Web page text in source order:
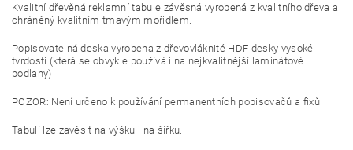
Kvalitní dřevěná reklamní tabule závěsná vyrobená z kvalitního dřeva a
chráněný kvalitním tmavým mořidlem.
Popisovatelná deska vyrobena z dřevovláknité HDF desky vysoké
tvrdosti (která se obvykle používá i na nejkvalitnější laminátové
podlahy)
POZOR: Není určeno k používání permanentních popisovačů a fixů
Tabulí lze zavěsit na výšku i na šířku.